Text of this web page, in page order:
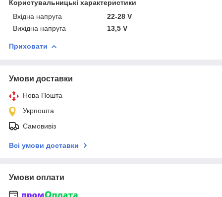
Користувальницькі характеристики
Вхідна напруга
22-28 V
Вихідна напруга
13,5 V
Приховати
Умови доставки
Нова Пошта
Укрпошта
Самовивіз
Всі умови доставки
Умови оплати